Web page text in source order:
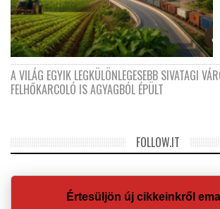
A VILÁG EGYIK LEGKÜLÖNLEGESEBB SIVATAGI
FELHŐKARCOLÓ IS AGYAGBÓL ÉPÜLT
FOLLOW.IT
Értesüljön új cikkeinkről